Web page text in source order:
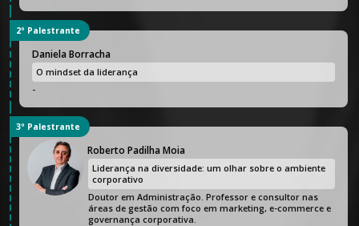
2º Palestrante
Daniela Borracha
O mindset da liderança
-
3º Palestrante
Roberto Padilha Moia
Liderança na diversidade: um olhar sobre o ambiente
corporativo
Doutor em Administração. Professor e consultor nas
áreas de gestão com foco em marketing, e-commerce e
governança corporativa.